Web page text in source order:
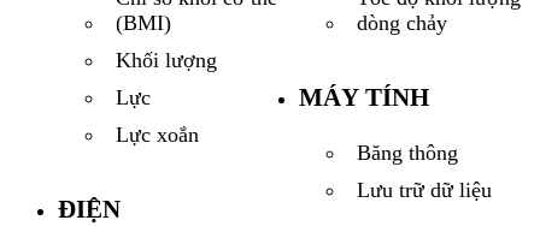
(BMI)
Khối lượng
Lực
Lực xoắn
ĐIỆN
dòng chảy
MÁY TÍNH
Băng thông
Lưu trữ dữ liệu